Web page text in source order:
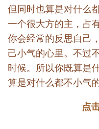
但同时也算是对什么
一个很大方的主，占
你会经常的反思自己
己小气的心里。不过
时候。所以你既算是
算是对什么都不小气的
点